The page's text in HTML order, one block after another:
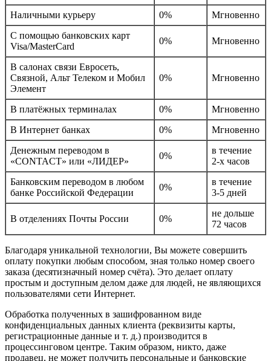
Наличными курьеру
0%
Мгновенно
С помощью банковских карт
Visa/MasterCard
0% Мгновенно
В салонах связи Евросеть,
Связной, Альт Телеком и Мобил
Элемент
0% Мгновенно
В платёжных терминалах 0%
Мгновенно
В Интернет банках
0%
Мгновенно
Денежным переводом в
«CONTACT» или «ЛИДЕР»
0%
в течение
2-х часов
Банковским переводом в любом
банке Российской Федерации
0%
в течение
3-5 дней
В отделениях Почты России 0%
не дольше
72 часов
Благодаря уникальной технологии, Вы можете совершить
оплату покупки любым способом, зная только номер своего
заказа (десятизначный номер счёта). Это делает оплату
простым и доступным делом даже для людей, не являющихся
пользователями сети Интернет.
Обработка полученных в зашифрованном виде
конфиденциальных данных клиента (реквизиты карты,
регистрационные данные и т. д.) производится в
процессинговом центре. Таким образом, никто, даже
продавец, не может получить персональные и банковские